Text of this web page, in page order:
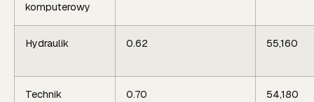
komputerowy
Hydraulik 0.62 55,160
Technik
0.70 54,180